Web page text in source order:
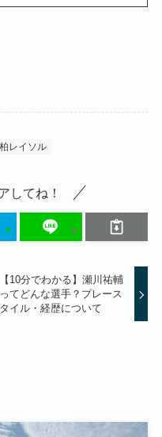
柏レイソル
してね！
【10分でわかる】瀬川祐輔
ってどんな選手？プレース
タイル・経歴について